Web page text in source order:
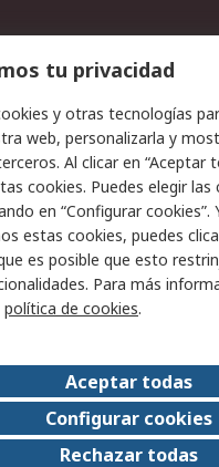
pedidos
y pago
Soporte
Política
cookies
de
RS Group
Sala de
tu privacidad
y otras tecnologías
web, personalizarla y
Al clicar en “Aceptar
cookies. Puedes elegir las
en “Configurar cookies”.
estas cookies, puedes
es posible que esto
Para más
política de cookies.
Aceptar todas
Configurar cookies
Rechazar todas